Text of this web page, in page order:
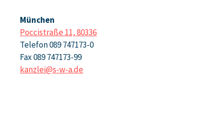
München
Poccistraße 11, 80336
Telefon 089 747173-0
Fax 089 747173-99
kanzlei@s-w-a.de